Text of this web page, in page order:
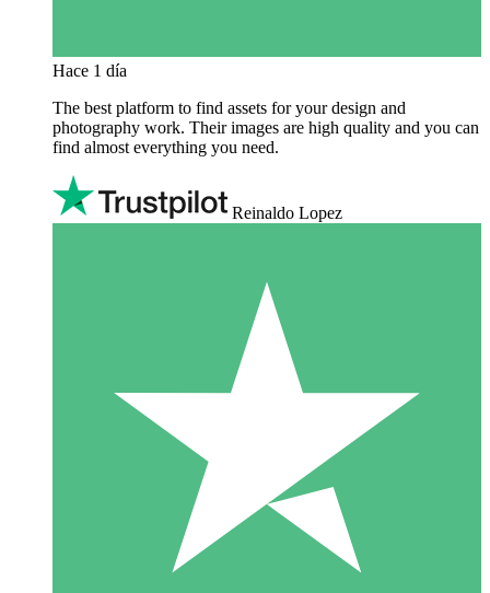
Hace 1 día
The best platform to find assets for your design and
photography work. Their images are high quality and you can
find almost everything you need.
Reinaldo Lopez